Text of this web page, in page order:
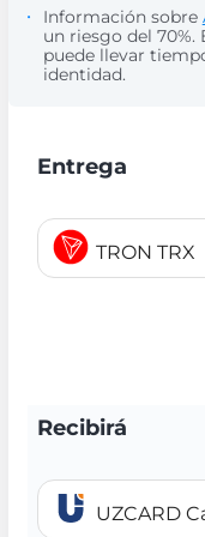
Información sobre
un riesgo del
puede llevar
identidad.
Entrega
TRON TRX
Recibirá